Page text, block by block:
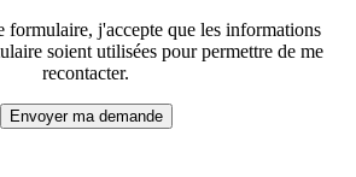
formulaire, j'accepte que les informations
soient utilisées pour permettre de me
recontacter.